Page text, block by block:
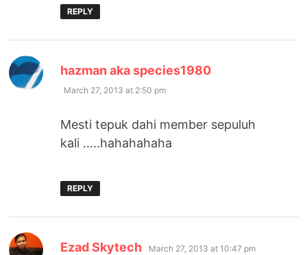
REPLY
hazman aka species1980
March 27, 2013 at 2:50 pm
Mesti tepuk dahi member sepuluh
kali …..hahahahaha
REPLY
Ezad Skytech says:
March 27, 2013 at 10:47 pm